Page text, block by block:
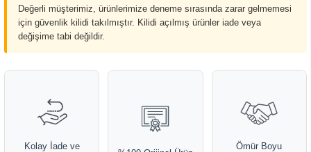
Değerli müşterimiz, ürünlerimize deneme sırasında zarar gelmemesi
için güvenlik kilidi takılmıştır. Kilidi açılmış ürünler iade veya
değişime tabi değildir.
Kolay İade ve
Ömür Boyu